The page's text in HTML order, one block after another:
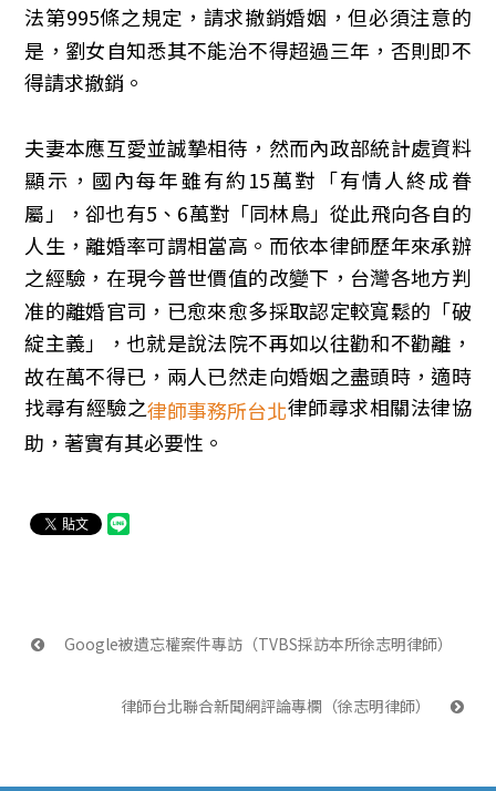
法第995條之規定，請求撤銷婚姻，但必須注意的
是，劉女自知悉其不能治不得超過三年，否則即不
得請求撤銷。
夫妻本應互愛並誠摯相待，然而內政部統計處資料
顯示，國內每年雖有約15萬對「有情人終成眷
屬」，卻也有5、6萬對「同林鳥」從此飛向各自的
人生，離婚率可謂相當高。而依本律師歷年來承辦
之經驗，在現今普世價值的改變下，台灣各地方判
准的離婚官司，已愈來愈多採取認定較寬鬆的「破
綻主義」，也就是說法院不再如以往勸和不勸離，
故在萬不得已，兩人已然走向婚姻之盡頭時，適時
找尋有經驗之律師事務所台北律師尋求相關法律協
助，著實有其必要性。
Google被遺忘權案件專訪（TVBS採訪本所徐志明律師）
律師台北聯合新聞網評論專欄（徐志明律師）